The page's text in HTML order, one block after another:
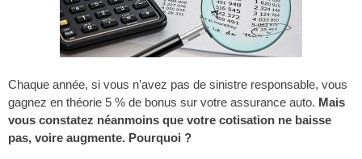
Chaque année, si vous n’avez pas de sinistre responsable, vous
gagnez en théorie 5 % de bonus sur votre assurance auto. Mais
vous constatez néanmoins que votre cotisation ne baisse
pas, voire augmente. Pourquoi ?